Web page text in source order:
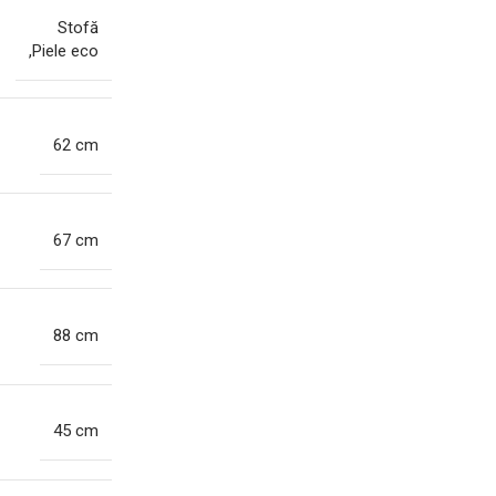
Stofă
,Piele eco
62 cm
67 cm
88 cm
45 cm